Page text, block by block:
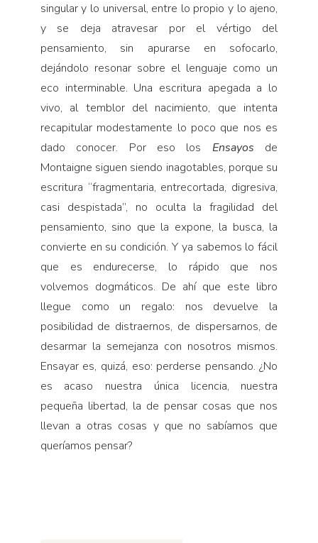
singular y lo universal, entre lo propio y lo ajeno,
y se deja atravesar por el vértigo del
pensamiento, sin apurarse en sofocarlo,
dejándolo resonar sobre el lenguaje como un
eco interminable. Una escritura apegada a lo
vivo, al temblor del nacimiento, que intenta
recapitular modestamente lo poco que nos es
dado conocer. Por eso los Ensayos de
Montaigne siguen siendo inagotables, porque su
escritura “fragmentaria, entrecortada, digresiva,
casi despistada”, no oculta la fragilidad del
pensamiento, sino que la expone, la busca, la
convierte en su condición. Y ya sabemos lo fácil
que es endurecerse, lo rápido que nos
volvemos dogmáticos. De ahí que este libro
llegue como un regalo: nos devuelve la
posibilidad de distraernos, de dispersarnos, de
desarmar la semejanza con nosotros mismos.
Ensayar es, quizá, eso: perderse pensando. ¿No
es acaso nuestra única licencia, nuestra
pequeña libertad, la de pensar cosas que nos
llevan a otras cosas y que no sabíamos que
queríamos pensar?